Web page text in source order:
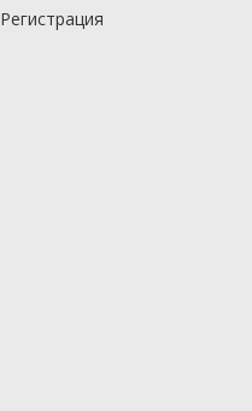
Регистрация